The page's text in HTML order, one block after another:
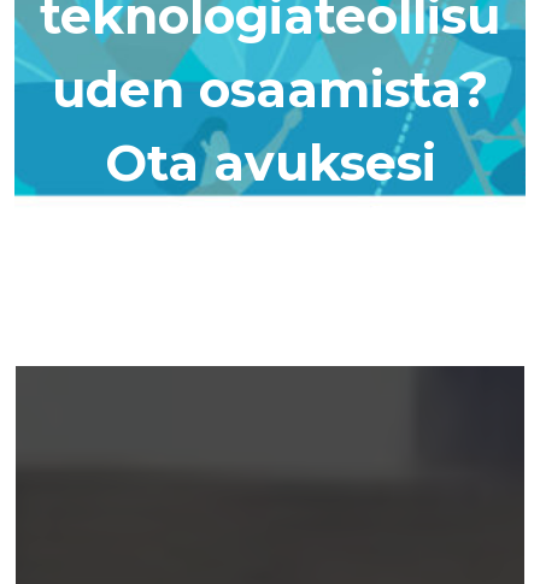
teknologiateollisu
uden osaamista?
Ota avuksesi